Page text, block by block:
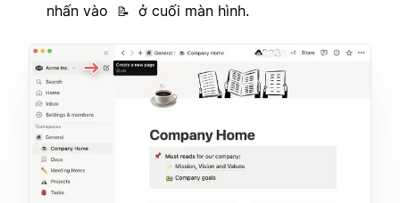
nhấn vào
📝 ở cuối màn hình.